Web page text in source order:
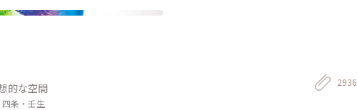
的な空間
条・壬生
2936